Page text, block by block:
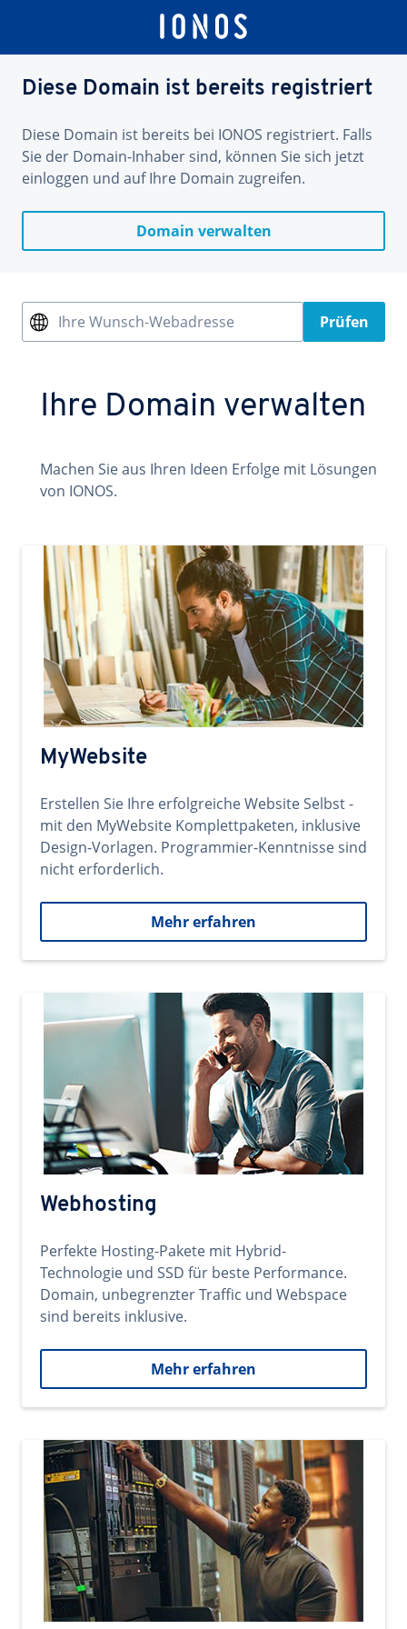
Diese Domain ist bereits registriert
Diese Domain ist bereits bei IONOS registriert. Falls
Sie der Domain-Inhaber sind, können Sie sich jetzt
einloggen und auf Ihre Domain zugreifen.
Domain verwalten
Ihre Wunsch-Webadresse Prüfen
Ihre Domain verwalten
Machen Sie aus Ihren Ideen Erfolge mit Lösungen
von IONOS.
MyWebsite
Erstellen Sie Ihre erfolgreiche Website Selbst -
mit den MyWebsite Komplettpaketen, inklusive
Design-Vorlagen. Programmier-Kenntnisse sind
nicht erforderlich.
Mehr erfahren
Webhosting
Perfekte Hosting-Pakete mit Hybrid-
Technologie und SSD für beste Performance.
Domain, unbegrenzter Traffic und Webspace
sind bereits inklusive.
Mehr erfahren